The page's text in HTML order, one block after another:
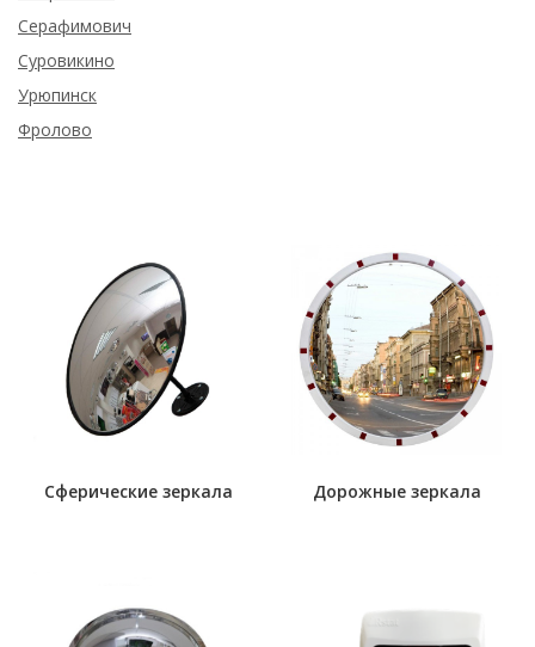
Серафимович
Суровикино
Урюпинск
Фролово
Сферические зеркала Дорожные зеркала